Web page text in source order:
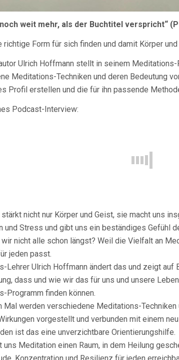
weit mehr, als der Buchtitel verspricht“
richtige Form für sich finden und damit Körper
Ulrich Hoffmann stellt in seinem
Meditations-Techniken und deren Bedeutung
Profil erstellen und die für ihn passende
Podcast-Interview:
nicht nur Körper und Geist, sie macht uns
und Stress und gibt uns ein beständiges Gefühl
nicht alle schon längst? Weil die Vielfalt an
jeden passt.
Lehrer Ulrich Hoffmann ändert das und zeigt auf
dass und wie wir das für uns und unsere
Programm finden können.
Mal werden verschiedene Meditations-
vorgestellt und verbunden mit einem
ist das eine unverzichtbare Orientierungshilfe.
Meditation einen Raum, in dem Heilung